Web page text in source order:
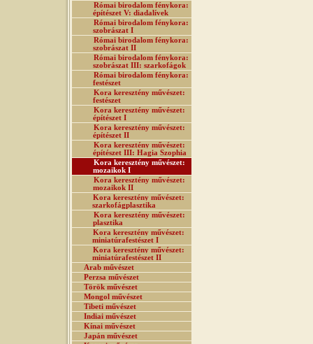
Római birodalom fénykora:
építészet V: diadalívek
Római birodalom fénykora:
szobrászat I
Római birodalom fénykora:
szobrászat II
Római birodalom fénykora:
szobrászat III: szarkofágok
Római birodalom fénykora:
festészet
Kora keresztény művészet:
festészet
Kora keresztény művészet:
építészet I
Kora keresztény művészet:
építészet II
Kora keresztény művészet:
építészet III: Hagia Szophia
Kora keresztény művészet:
mozaikok I
Kora keresztény művészet:
mozaikok II
Kora keresztény művészet:
szarkofágplasztika
Kora keresztény művészet:
plasztika
Kora keresztény művészet:
miniatúrafestészet I
Kora keresztény művészet:
miniatúrafestészet II
Arab művészet
Perzsa művészet
Török művészet
Mongol művészet
Tibeti művészet
Indiai művészet
Kínai művészet
Japán művészet